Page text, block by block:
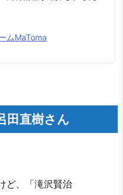
ムMaToma
田直樹さん
ど、「滝沢賢治